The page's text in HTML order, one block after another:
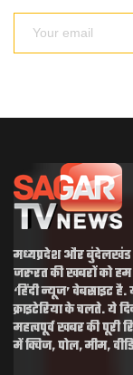
मध्यप्रदेश और बुंदेलखंड
जरुरत की खबरों को हम
‘हिंदी न्यूज’ वेबसाइट
क्राइटेरिया के चलते. ये
महत्वपूर्व खबर की पूरी
में क्विज, पोल, मीम,